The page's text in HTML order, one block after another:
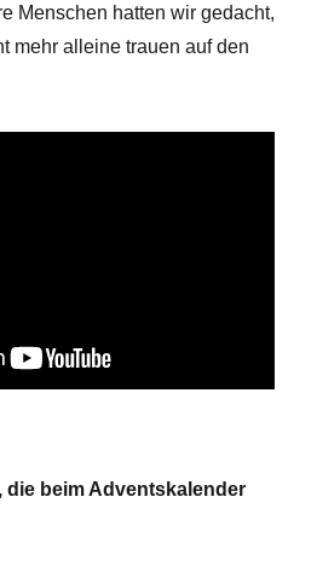
Menschen hatten wir gedacht,
mehr alleine trauen auf den
die beim Adventskalender